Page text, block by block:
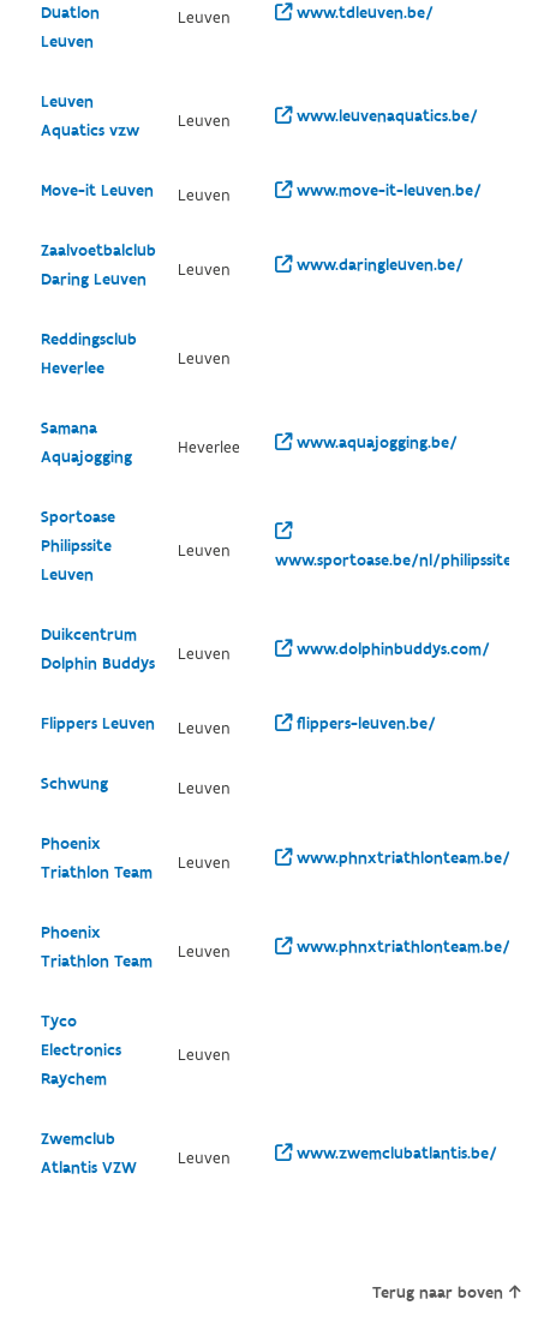
Duatlon
Leuven
Leuven www.tdleuven.be/
Leuven
Aquatics vzw
Leuven www.leuvenaquatics.be/
Move-it Leuven Leuven www.move-it-leuven.be/
Zaalvoetbalclub
Daring Leuven
Leuven www.daringleuven.be/
Reddingsclub
Heverlee
Leuven
Samana
Aquajogging
Heverlee www.aquajogging.be/
Sportoase
Philipssite
Leuven
Leuven www.sportoase.be/nl/philipssite
Duikcentrum
Dolphin Buddys
Leuven www.dolphinbuddys.com/
Flippers Leuven Leuven flippers-leuven.be/
Schwung Leuven
Phoenix
Triathlon Team
Leuven www.phnxtriathlonteam.be/
Phoenix
Triathlon Team
Leuven www.phnxtriathlonteam.be/
Tyco
Electronics
Raychem
Leuven
Zwemclub
Atlantis VZW
Leuven www.zwemclubatlantis.be/
Terug naar boven